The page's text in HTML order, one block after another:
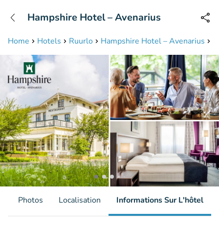
Disponible jusqu'à 23:00 heures
Home Hotels Ruurlo Hampshire Hotel – Avenarius
Hampshire Hotel – Avenarius
Photos Localisation Informations Sur L'hôtel